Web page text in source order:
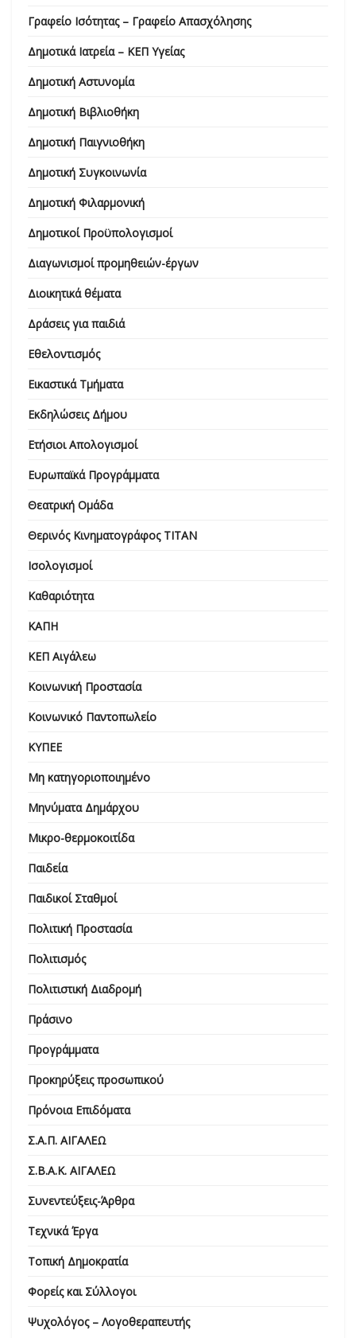
Γραφείο Ισότητας – Γραφείο Απασχόλησης
Δημοτικά Ιατρεία – ΚΕΠ Υγείας
Δημοτική Αστυνομία
Δημοτική Βιβλιοθήκη
Δημοτική Παιγνιοθήκη
Δημοτική Συγκοινωνία
Δημοτική Φιλαρμονική
Δημοτικοί Προϋπολογισμοί
Διαγωνισμοί προμηθειών-έργων
Διοικητικά θέματα
Δράσεις για παιδιά
Εθελοντισμός
Εικαστικά Τμήματα
Εκδηλώσεις Δήμου
Ετήσιοι Απολογισμοί
Ευρωπαϊκά Προγράμματα
Θεατρική Ομάδα
Θερινός Κινηματογράφος ΤΙΤΑΝ
Ισολογισμοί
Καθαριότητα
ΚΑΠΗ
ΚΕΠ Αιγάλεω
Κοινωνική Προστασία
Κοινωνικό Παντοπωλείο
ΚΥΠΕΕ
Μη κατηγοριοποιημένο
Μηνύματα Δημάρχου
Μικρο-θερμοκοιτίδα
Παιδεία
Παιδικοί Σταθμοί
Πολιτική Προστασία
Πολιτισμός
Πολιτιστική Διαδρομή
Πράσινο
Προγράμματα
Προκηρύξεις προσωπικού
Πρόνοια Επιδόματα
Σ.Α.Π. ΑΙΓΑΛΕΩ
Σ.Β.Α.Κ. ΑΙΓΑΛΕΩ
Συνεντεύξεις-Άρθρα
Τεχνικά Έργα
Τοπική Δημοκρατία
Φορείς και Σύλλογοι
Ψυχολόγος – Λογοθεραπευτής